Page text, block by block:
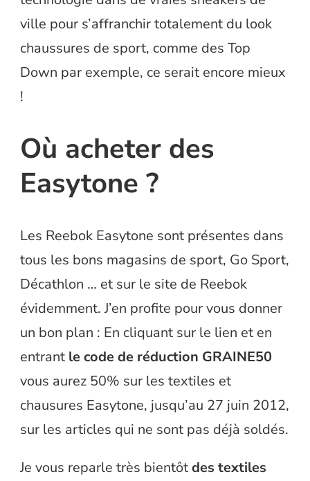
ville pour s’affranchir totalement du look
chaussures de sport, comme des Top
Down par exemple, ce serait encore mieux
!
Où acheter des
Easytone ?
Les Reebok Easytone sont présentes dans
tous les bons magasins de sport, Go Sport,
Décathlon … et sur le site de Reebok
évidemment. J’en profite pour vous donner
un bon plan : En cliquant sur le lien et en
entrant le code de réduction GRAINE50
vous aurez 50% sur les textiles et
chausures Easytone, jusqu’au 27 juin 2012,
sur les articles qui ne sont pas déjà soldés.
Je vous reparle très bientôtdes textiles